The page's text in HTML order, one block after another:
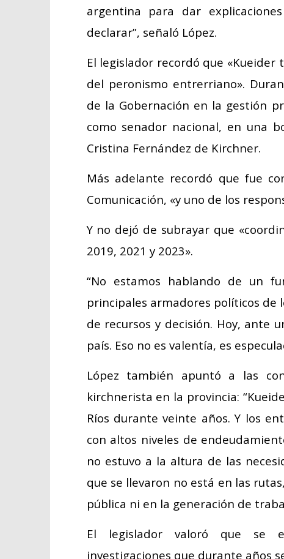
argentina para dar
declarar”, señaló López.
El legislador recordó que
del peronismo entrerriano».
de la Gobernación en la gestión
como senador nacional, en una
Cristina Fernández de Kirchner.
Más adelante recordó que fue
Comunicación, «y uno de los
Y no dejó de subrayar que
2019, 2021 y 2023».
“No estamos hablando de un
principales armadores políticos de
de recursos y decisión. Hoy, ante
país. Eso no es valentía, es
López también apuntó a las
kirchnerista en la provincia:
Ríos durante veinte años. Y los
con altos niveles de
no estuvo a la altura de las
que se llevaron no está en las
pública ni en la generación de
El legislador valoró que se
investigaciones que durante años